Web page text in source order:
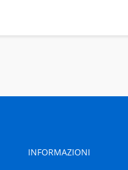
INFORMAZIONI